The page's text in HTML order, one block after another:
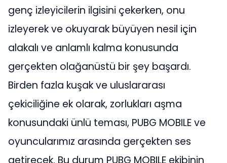
genç izleyicilerin ilgisini çekerken, onu
izleyerek ve okuyarak büyüyen nesil için
alakalı ve anlamlı kalma konusunda
gerçekten olağanüstü bir şey başardı.
Birden fazla kuşak ve uluslararası
çekiciliğine ek olarak, zorlukları aşma
konusundaki ünlü teması, PUBG MOBILE ve
oyuncularımız arasında gerçekten ses
getirecek. Bu durum PUBG MOBILE ekibinin